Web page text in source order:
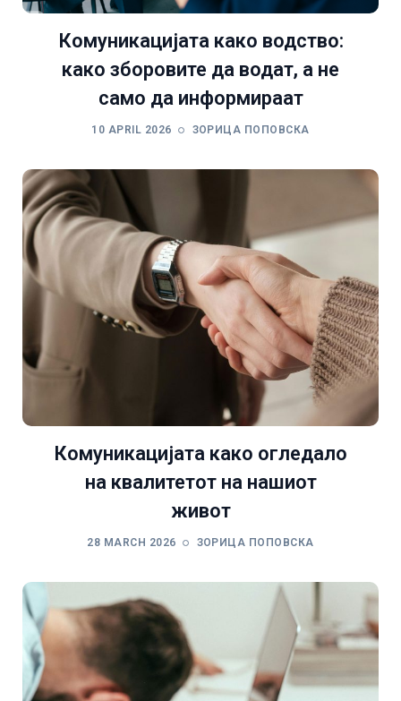
Комуникацијата како водство:
како зборовите да водат, а не
само да информираат
10 APRIL 2026 ЗОРИЦА ПОПОВСКА
Комуникацијата како огледало
на квалитетот на нашиот
живот
28 MARCH 2026 ЗОРИЦА ПОПОВСКА